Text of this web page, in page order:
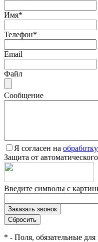
Имя*
Телефон*
Email
Файл
Сообщение
Я согласен на
Защита от
Введите символы с
* - Поля, обязательные для